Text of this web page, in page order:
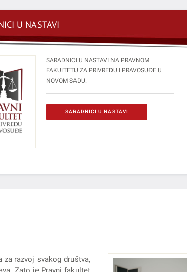
U NASTAVI
SARADNICI U NASTAVI NA PRAVNOM
FAKULTETU ZA PRIVREDU I PRAVOSUĐE U
NOVOM SADU.
SARADNICI U NASTAVI
razvoj svakog društva,